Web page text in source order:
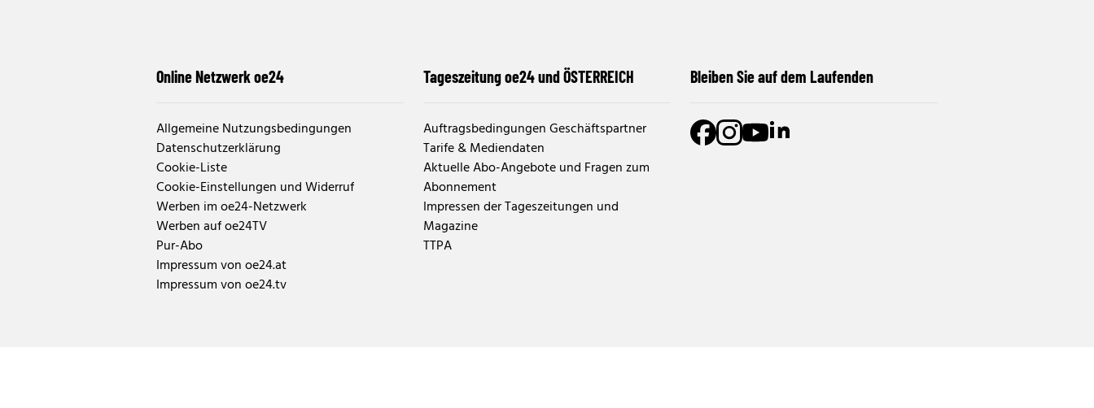
Online Netzwerk oe24
Allgemeine Nutzungsbedingungen
Datenschutzerklärung
Cookie-Liste
Cookie-Einstellungen und Widerruf
Werben im oe24-Netzwerk
Werben auf oe24TV
Pur-Abo
Impressum von oe24.at
Impressum von oe24.tv
Tageszeitung oe24 und ÖSTERREICH
Auftragsbedingungen Geschäftspartner
Tarife & Mediendaten
Aktuelle Abo-Angebote und Fragen zum
Abonnement
Impressen der Tageszeitungen und
Magazine
TTPA
Bleiben Sie auf dem Laufenden